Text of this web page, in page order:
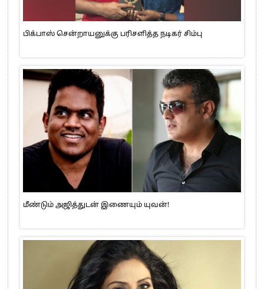
பிக்பாஸ் சென்றாயனுக்கு பரிசளித்த நடிகர் சிம்பு
மீண்டும் அஜித்துடன் இணையும் யுவன்!